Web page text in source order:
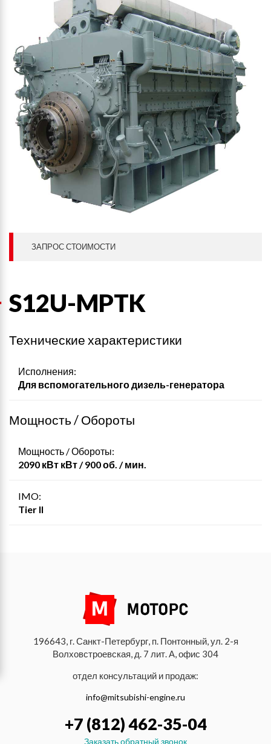
ЗАПРОС СТОИМОСТИ
S12U-MPTK
Технические характеристики
Исполнения:
Для вспомогательного дизель-генератора
Мощность / Обороты
Мощность / Обороты:
2090 кВт кВт / 900 об. / мин.
IMO:
Tier II
196643, г. Санкт-Петербург, п. Понтонный, ул. 2-я
Волховстроевская, д. 7 лит. А, офис 304
отдел консультаций и продаж:
info@mitsubishi-engine.ru
+7 (812) 462-35-04
Заказать обратный звонок